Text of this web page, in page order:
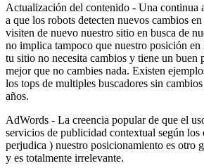
Actualización del contenido - Una continua
a que los robots detecten nuevos cambios
visiten de nuevo nuestro sitio en busca de
no implica tampoco que nuestro posición
tu sitio no necesita cambios y tiene un buen
mejor que no cambies nada. Existen
los tops de multiples buscadores sin
años.
AdWords - La creencia popular de que el
servicios de publicidad contextual según los
perjudica ) nuestro posicionamiento es otro
y es totalmente irrelevante.